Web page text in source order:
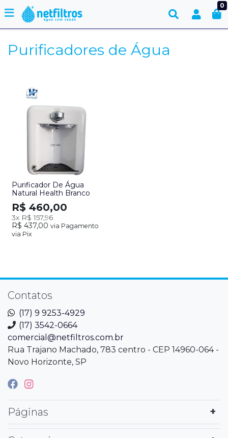
0
Purificadores de Água
Purificador De Água
Natural Health Branco
R$ 460,00
3x R$ 157,96
R$ 437,00 via Pagamento
via Pix
Contatos
(17) 9 9253-4929
(17) 3542-0664
comercial@netfiltros.com.br
Rua Trajano Machado, 783 centro - CEP 14960-064 -
Novo Horizonte, SP
Páginas